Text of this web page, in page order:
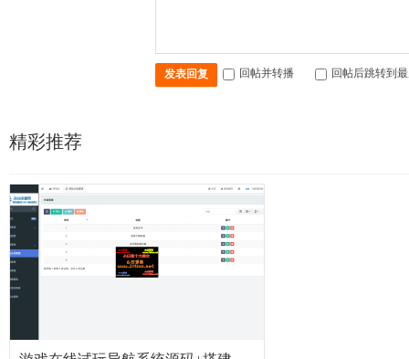
发表回复 回帖并转播 回帖后跳转到
精彩推荐